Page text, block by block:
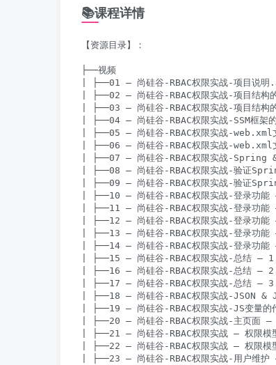
📚课程详情
【资源目录】：
├──视频
| ├──01 – 尚硅谷-RBAC权限实战-项目说
| ├──02 – 尚硅谷-RBAC权限实战-项目结
| ├──03 – 尚硅谷-RBAC权限实战-项目结
| ├──04 – 尚硅谷-RBAC权限实战-SSM框
| ├──05 – 尚硅谷-RBAC权限实战-
| ├──06 – 尚硅谷-RBAC权限实战-
| ├──07 – 尚硅谷-RBAC权限实战-Spring
| ├──08 – 尚硅谷-RBAC权限实战-验证
| ├──09 – 尚硅谷-RBAC权限实战-验证
| ├──10 – 尚硅谷-RBAC权限实战-登录功
| ├──11 – 尚硅谷-RBAC权限实战-登录功
| ├──12 – 尚硅谷-RBAC权限实战-登录功
| ├──13 – 尚硅谷-RBAC权限实战-登录功
| ├──14 – 尚硅谷-RBAC权限实战-登录功
| ├──15 – 尚硅谷-RBAC权限实战-总结 –
| ├──16 – 尚硅谷-RBAC权限实战-总结 –
| ├──17 – 尚硅谷-RBAC权限实战-总结 –
| ├──18 – 尚硅谷-RBAC权限实战-JSON &
| ├──19 – 尚硅谷-RBAC权限实战-JS变量
| ├──20 – 尚硅谷-RBAC权限实战-主页面
| ├──21 – 尚硅谷-RBAC权限实战 – 权限
| ├──22 – 尚硅谷-RBAC权限实战 – 权限
| ├──23 – 尚硅谷-RBAC权限实战-用户维